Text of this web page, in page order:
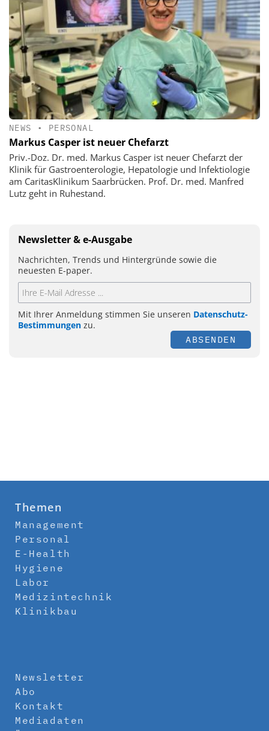
NEWS • PERSONAL
Markus Casper ist neuer Chefarzt
Priv.-Doz. Dr. med. Markus Casper ist neuer Chefarzt der
Klinik für Gastroenterologie, Hepatologie und Infektiologie
am CaritasKlinikum Saarbrücken. Prof. Dr. med. Manfred
Lutz geht in Ruhestand.
Newsletter & e-Ausgabe
Nachrichten, Trends und Hintergründe sowie die
neuesten E-paper.
Mit Ihrer Anmeldung stimmen Sie unseren Datenschutz-
Bestimmungen zu.
ABSENDEN
Themen
Management
Personal
E-Health
Hygiene
Labor
Medizintechnik
Klinikbau
Newsletter
Abo
Kontakt
Mediadaten